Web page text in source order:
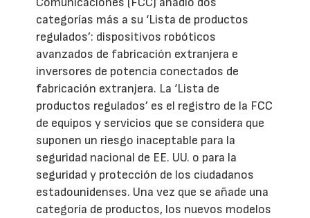
categorías más a su ‘Lista de productos
regulados’: dispositivos robóticos
avanzados de fabricación extranjera e
inversores de potencia conectados de
fabricación extranjera. La ‘Lista de
productos regulados’ es el registro de la FCC
de equipos y servicios que se considera que
suponen un riesgo inaceptable para la
seguridad nacional de EE. UU. o para la
seguridad y protección de los ciudadanos
estadounidenses. Una vez que se añade una
categoría de productos, los nuevos modelos